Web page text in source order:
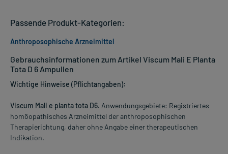
Gebrauchsinformationen zum Artikel Viscum Mali E Planta
Tota D 6 Ampullen
Wichtige Hinweise (Pflichtangaben):
Viscum Mali e planta tota D6. Anwendungsgebiete: Registriertes
homöopathisches Arzneimittel der anthroposophischen
Therapierichtung, daher ohne Angabe einer therapeutischen
Indikation.
Passende Produkt-Kategorien:
Anthroposophische Arzneimittel